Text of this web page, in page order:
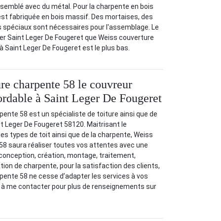
avec du métal. Pour la charpente en bois
fabriquée en bois massif. Des mortaises, des
sont nécessaires pour l'assemblage. Le
Saint Leger De Fougeret que Weiss couverture
Saint Leger De Fougeret est le plus bas.
charpente 58 le couvreur
à Saint Leger De Fougeret
58 est un spécialiste de toiture ainsi que de
Leger De Fougeret 58120. Maitrisant le
types de toit ainsi que de la charpente, Weiss
saura réaliser toutes vos attentes avec une
création, montage, traitement,
de charpente, pour la satisfaction des clients,
58 ne cesse d’adapter les services à vos
à me contacter pour plus de renseignements sur